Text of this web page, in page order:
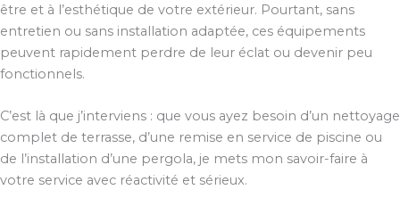
être et à l’esthétique de votre extérieur. Pourtant, sans
entretien ou sans installation adaptée, ces équipements
peuvent rapidement perdre de leur éclat ou devenir peu
fonctionnels.
C’est là que j’interviens : que vous ayez besoin d’un nettoyage
complet de terrasse, d’une remise en service de piscine ou
de l’installation d’une pergola, je mets mon savoir-faire à
votre service avec réactivité et sérieux.